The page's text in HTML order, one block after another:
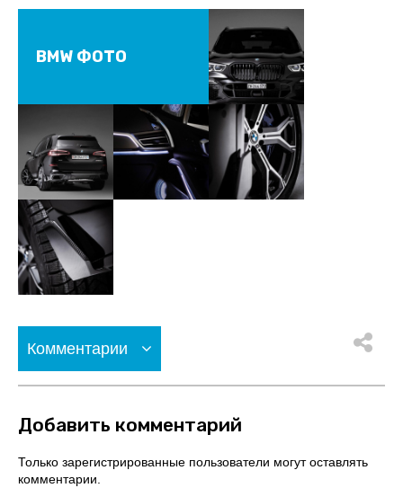
BMW ФОТО
Комментарии
Добавить комментарий
Только зарегистрированные пользователи могут оставлять
комментарии.